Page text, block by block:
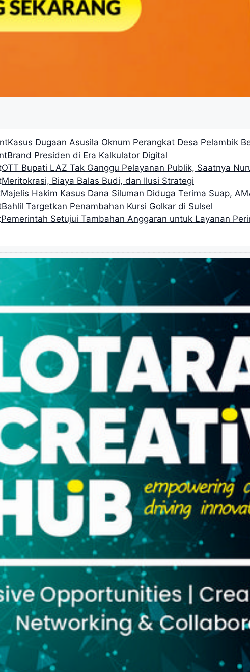
Kasus Dugaan Asusila Oknum Perangkat Desa Pelambik
Brand Presiden di Era Kalkulator Digital
OTT Bupati LAZ Tak Ganggu Pelayanan Publik, Saatnya
Meritokrasi, Biaya Balas Budi, dan Ilusi Strategi
Majelis Hakim Kasus Dana Siluman Diduga Terima Suap,
Bahlil Targetkan Penambahan Kursi Golkar di Sulsel
Pemerintah Setujui Tambahan Anggaran untuk Layanan